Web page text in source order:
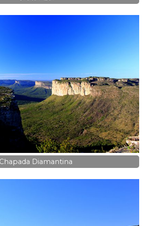
Chapada Diamantina